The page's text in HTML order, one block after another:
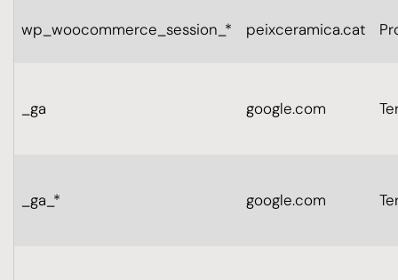
wp_woocommerce_session_* peixceramica.cat
_ga google.com
_ga_* google.com